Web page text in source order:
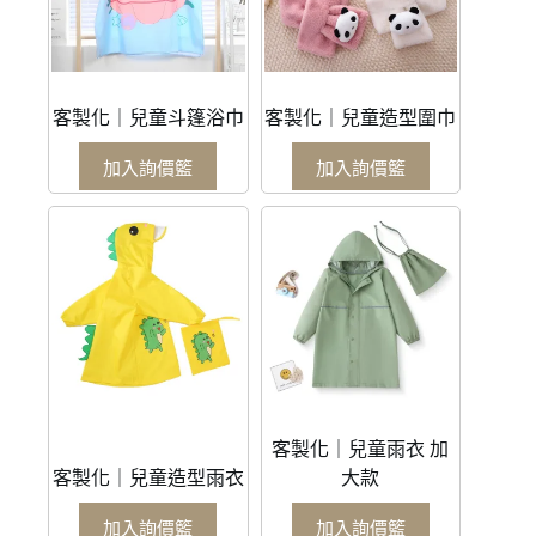
客製化｜兒童斗篷浴巾
加入詢價籃
客製化｜兒童造型圍巾
加入詢價籃
客製化｜兒童造型雨衣
加入詢價籃
客製化｜兒童雨衣 加
大款
加入詢價籃